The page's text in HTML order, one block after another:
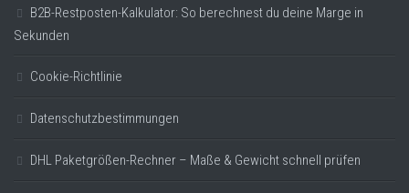
B2B-Restposten-Kalkulator: So berechnest du deine Marge in
Sekunden
Cookie-Richtlinie
Datenschutzbestimmungen
DHL Paketgrößen-Rechner – Maße & Gewicht schnell prüfen